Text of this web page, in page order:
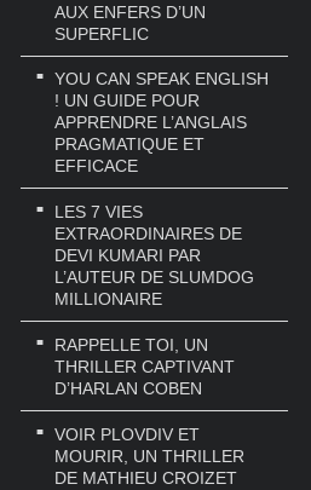
AUX ENFERS D’UN
SUPERFLIC
YOU CAN SPEAK ENGLISH
! UN GUIDE POUR
APPRENDRE L’ANGLAIS
PRAGMATIQUE ET
EFFICACE
LES 7 VIES
EXTRAORDINAIRES DE
DEVI KUMARI PAR
L’AUTEUR DE SLUMDOG
MILLIONAIRE
RAPPELLE TOI, UN
THRILLER CAPTIVANT
D’HARLAN COBEN
VOIR PLOVDIV ET
MOURIR, UN THRILLER
DE MATHIEU CROIZET